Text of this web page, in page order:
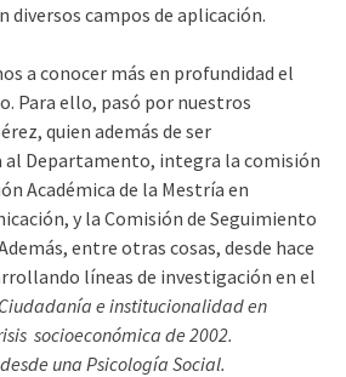
diversos campos de aplicación.
a conocer más en profundidad el
Para ello, pasó por nuestros
quien además de ser
Departamento, integra la comisión
Académica de la Mestría en
y la Comisión de Seguimiento
entre otras cosas, desde hace
líneas de investigación en el
e institucionalidad en
socioeconómica de 2002.
una Psicología Social.